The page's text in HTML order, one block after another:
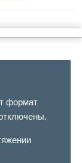
формат